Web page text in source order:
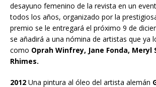
desayuno femenino de la revista en un
todos los años, organizado por la
premio se le entregará el próximo 9 de
se añadirá a una nómina de artistas que ya
como Oprah Winfrey, Jane Fonda, Meryl
Rhimes.
2012 Una pintura al óleo del artista alemán